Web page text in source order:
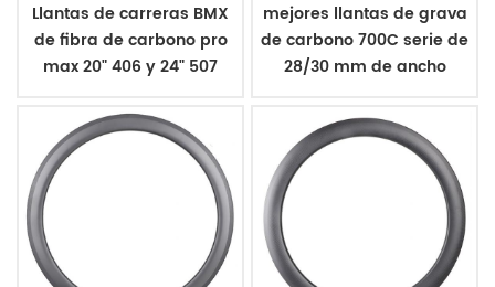
Llantas de carreras BMX
de fibra de carbono pro
max 20" 406 y 24" 507
mejores llantas de grava
de carbono 700C serie de
28/30 mm de ancho